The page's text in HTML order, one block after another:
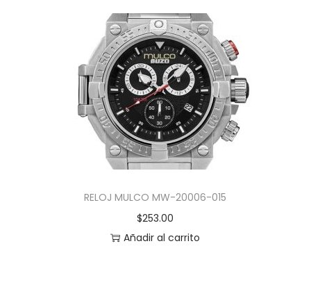
RELOJ MULCO MW-20006-015
$253.00
Añadir al carrito